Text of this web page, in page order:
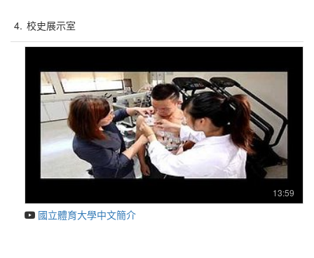
4. 校史展示室
13:59
國立體育大學中文簡介